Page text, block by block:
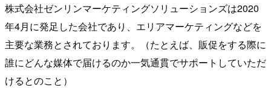
株式会社ゼンリンマーケティングソリューションズは2020
年4月に発足した会社であり、エリアマーケティングなどを
主要な業務とされております。（たとえば、販促をする際に
誰にどんな媒体で届けるのか一気通貫でサポートしていただ
けるとのこと）